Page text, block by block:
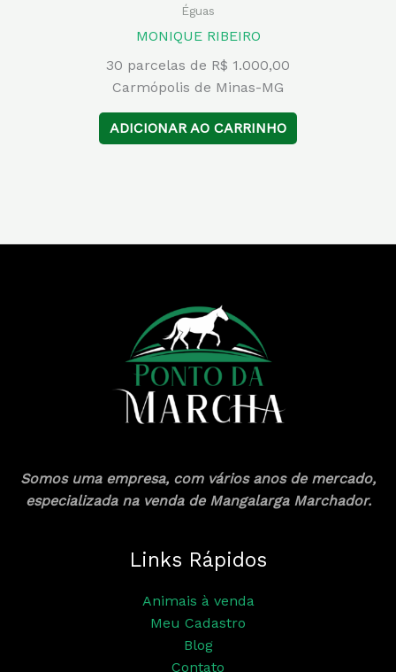
Éguas
MONIQUE RIBEIRO
30 parcelas de R$ 1.000,00
Carmópolis de Minas-MG
ADICIONAR AO CARRINHO
Somos uma empresa, com vários anos de mercado,
especializada na venda de Mangalarga Marchador.
Links Rápidos
Animais à venda
Meu Cadastro
Blog
Contato